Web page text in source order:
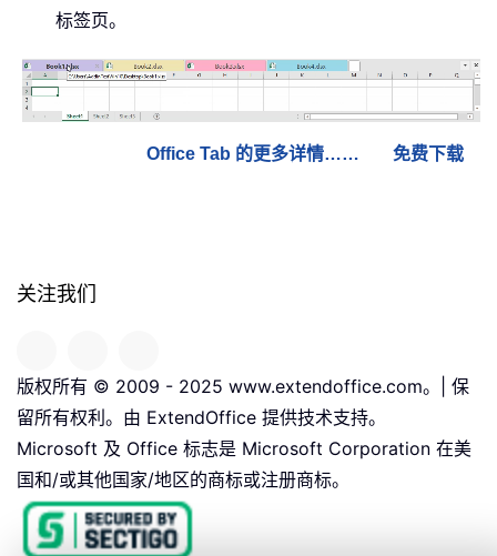
标签页。
Office Tab 的更多详情…… 免费下载
关注我们
版权所有 © 2009 - 2025 www.extendoffice.com。| 保
留所有权利。由 ExtendOffice 提供技术支持。
Microsoft 及 Office 标志是 Microsoft Corporation 在美
国和/或其他国家/地区的商标或注册商标。